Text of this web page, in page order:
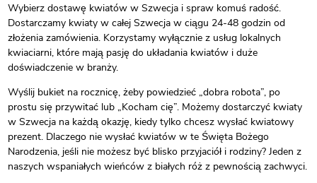
Wybierz dostawę kwiatów w Szwecja i spraw komuś radość.
Dostarczamy kwiaty w całej Szwecja w ciągu 24-48 godzin od
złożenia zamówienia. Korzystamy wyłącznie z usług lokalnych
kwiaciarni, które mają pasję do układania kwiatów i duże
doświadczenie w branży.
Wyślij bukiet na rocznicę, żeby powiedzieć „dobra robota”, po
prostu się przywitać lub „Kocham cię”. Możemy dostarczyć kwiaty
w Szwecja na każdą okazję, kiedy tylko chcesz wysłać kwiatowy
prezent. Dlaczego nie wysłać kwiatów w te Święta Bożego
Narodzenia, jeśli nie możesz być blisko przyjaciół i rodziny? Jeden z
naszych wspaniałych wieńców z białych róż z pewnością zachwyci.